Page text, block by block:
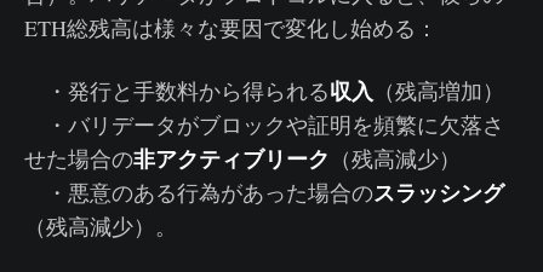
ETH総残高は様々な要因で変化し始める：
・発行と手数料から得られる収入 （残高増加）
・バリデータがブロックや証明を頻繁に欠落さ
せた場合の非アクティブリーク （残高減少）
・悪意のある行為があった場合のスラッシング
（残高減少）。